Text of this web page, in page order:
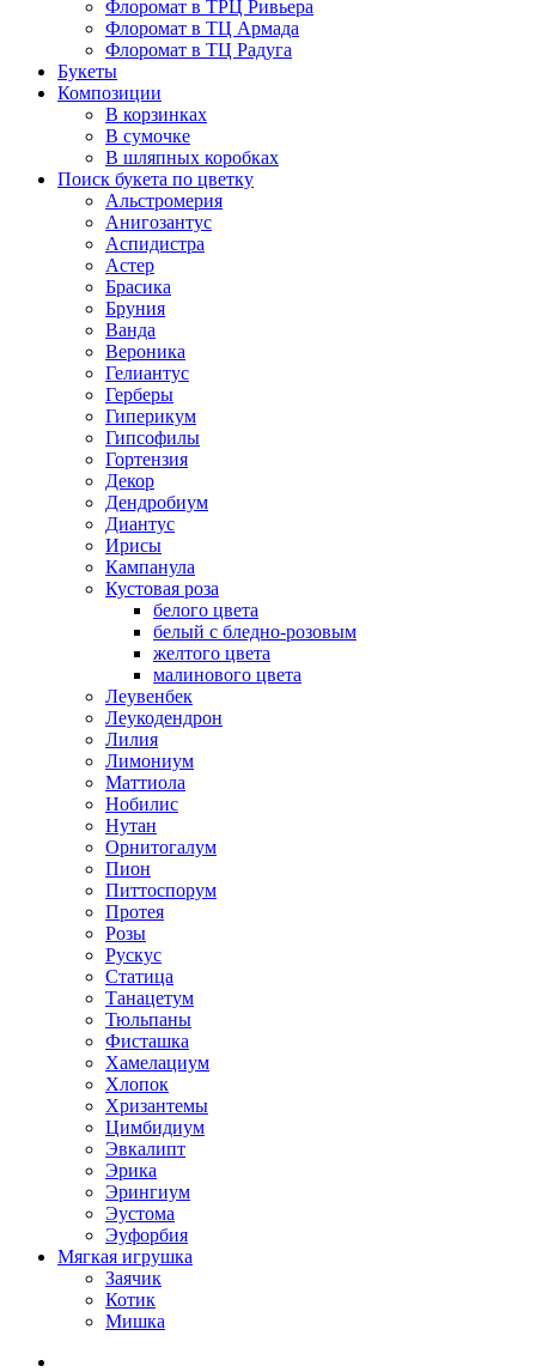
Флоромат в ТРЦ Ривьера
Флоромат в ТЦ Армада
Флоромат в ТЦ Радуга
Букеты
Композиции
В корзинках
В сумочке
В шляпных коробках
Поиск букета по цветку
Альстромерия
Анигозантус
Аспидистра
Астер
Брасика
Бруния
Ванда
Вероника
Гелиантус
Герберы
Гиперикум
Гипсофилы
Гортензия
Декор
Дендробиум
Диантус
Ирисы
Кампанула
Кустовая роза
белого цвета
белый с бледно-розовым
желтого цвета
малинового цвета
Леувенбек
Леукодендрон
Лилия
Лимониум
Маттиола
Нобилис
Нутан
Орнитогалум
Пион
Питтоспорум
Протея
Розы
Рускус
Статица
Танацетум
Тюльпаны
Фисташка
Хамелациум
Хлопок
Хризантемы
Цимбидиум
Эвкалипт
Эрика
Эрингиум
Эустома
Эуфорбия
Мягкая игрушка
Заячик
Котик
Мишка